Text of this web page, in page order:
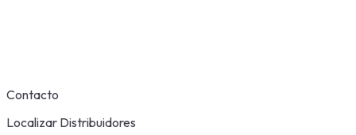
Contacto
Localizar Distribuidores